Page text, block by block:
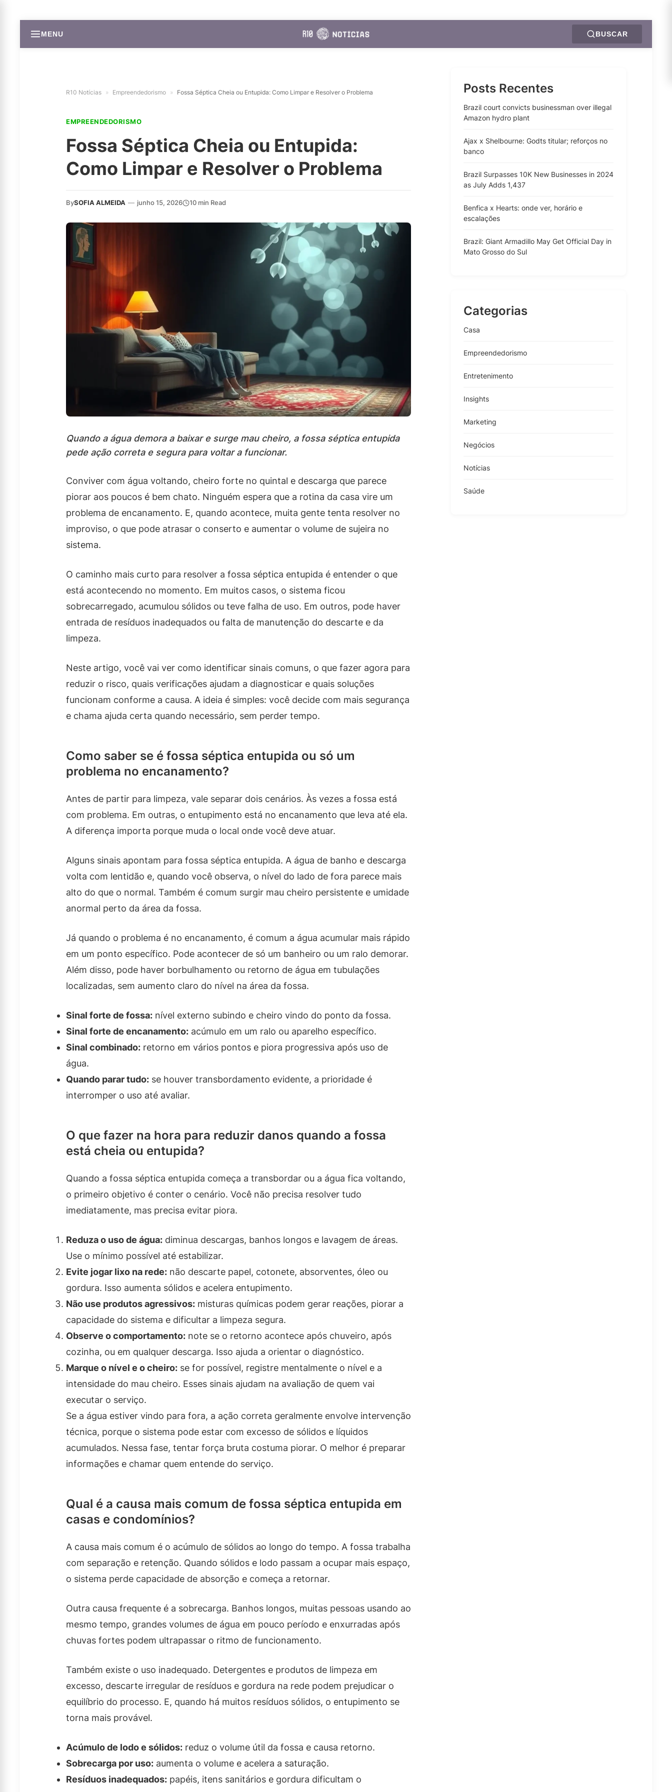
MENU BUSCAR
R10 Notícias » Empreendedorismo » Fossa Séptica Cheia ou Entupida: Como Limpar e Resolver o Problema
EMPREENDEDORISMO
Fossa Séptica Cheia ou Entupida:
Como Limpar e Resolver o Problema
BySOFIA ALMEIDA — junho 15, 2026 10 min Read
Quando a água demora a baixar e surge mau cheiro, a fossa séptica entupida
pede ação correta e segura para voltar a funcionar.
Conviver com água voltando, cheiro forte no quintal e descarga que parece
piorar aos poucos é bem chato. Ninguém espera que a rotina da casa vire um
problema de encanamento. E, quando acontece, muita gente tenta resolver no
improviso, o que pode atrasar o conserto e aumentar o volume de sujeira no
sistema.
O caminho mais curto para resolver a fossa séptica entupida é entender o que
está acontecendo no momento. Em muitos casos, o sistema ficou
sobrecarregado, acumulou sólidos ou teve falha de uso. Em outros, pode haver
entrada de resíduos inadequados ou falta de manutenção do descarte e da
limpeza.
Neste artigo, você vai ver como identificar sinais comuns, o que fazer agora para
reduzir o risco, quais verificações ajudam a diagnosticar e quais soluções
funcionam conforme a causa. A ideia é simples: você decide com mais segurança
e chama ajuda certa quando necessário, sem perder tempo.
Como saber se é fossa séptica entupida ou só um
problema no encanamento?
Antes de partir para limpeza, vale separar dois cenários. Às vezes a fossa está
com problema. Em outras, o entupimento está no encanamento que leva até ela.
A diferença importa porque muda o local onde você deve atuar.
Alguns sinais apontam para fossa séptica entupida. A água de banho e descarga
volta com lentidão e, quando você observa, o nível do lado de fora parece mais
alto do que o normal. Também é comum surgir mau cheiro persistente e umidade
anormal perto da área da fossa.
Já quando o problema é no encanamento, é comum a água acumular mais rápido
em um ponto específico. Pode acontecer de só um banheiro ou um ralo demorar.
Além disso, pode haver borbulhamento ou retorno de água em tubulações
localizadas, sem aumento claro do nível na área da fossa.
Sinal forte de fossa: nível externo subindo e cheiro vindo do ponto da fossa.
Sinal forte de encanamento: acúmulo em um ralo ou aparelho específico.
Sinal combinado: retorno em vários pontos e piora progressiva após uso de
água.
Quando parar tudo: se houver transbordamento evidente, a prioridade é
interromper o uso até avaliar.
O que fazer na hora para reduzir danos quando a fossa
está cheia ou entupida?
Quando a fossa séptica entupida começa a transbordar ou a água fica voltando,
o primeiro objetivo é conter o cenário. Você não precisa resolver tudo
imediatamente, mas precisa evitar piora.
Reduza o uso de água: diminua descargas, banhos longos e lavagem de áreas.
Use o mínimo possível até estabilizar.
Evite jogar lixo na rede: não descarte papel, cotonete, absorventes, óleo ou
gordura. Isso aumenta sólidos e acelera entupimento.
Não use produtos agressivos: misturas químicas podem gerar reações, piorar a
capacidade do sistema e dificultar a limpeza segura.
Observe o comportamento: note se o retorno acontece após chuveiro, após
cozinha, ou em qualquer descarga. Isso ajuda a orientar o diagnóstico.
Marque o nível e o cheiro: se for possível, registre mentalmente o nível e a
intensidade do mau cheiro. Esses sinais ajudam na avaliação de quem vai
executar o serviço.
Se a água estiver vindo para fora, a ação correta geralmente envolve intervenção
técnica, porque o sistema pode estar com excesso de sólidos e líquidos
acumulados. Nessa fase, tentar força bruta costuma piorar. O melhor é preparar
informações e chamar quem entende do serviço.
Qual é a causa mais comum de fossa séptica entupida em
casas e condomínios?
A causa mais comum é o acúmulo de sólidos ao longo do tempo. A fossa trabalha
com separação e retenção. Quando sólidos e lodo passam a ocupar mais espaço,
o sistema perde capacidade de absorção e começa a retornar.
Outra causa frequente é a sobrecarga. Banhos longos, muitas pessoas usando ao
mesmo tempo, grandes volumes de água em pouco período e enxurradas após
chuvas fortes podem ultrapassar o ritmo de funcionamento.
Também existe o uso inadequado. Detergentes e produtos de limpeza em
excesso, descarte irregular de resíduos e gordura na rede podem prejudicar o
equilíbrio do processo. E, quando há muitos resíduos sólidos, o entupimento se
torna mais provável.
Acúmulo de lodo e sólidos: reduz o volume útil da fossa e causa retorno.
Sobrecarga por uso: aumenta o volume e acelera a saturação.
Resíduos inadequados: papéis, itens sanitários e gordura dificultam o
Posts Recentes
Brazil court convicts businessman over illegal
Amazon hydro plant
Ajax x Shelbourne: Godts titular; reforços no
banco
Brazil Surpasses 10K New Businesses in 2024
as July Adds 1,437
Benfica x Hearts: onde ver, horário e
escalações
Brazil: Giant Armadillo May Get Official Day in
Mato Grosso do Sul
Categorias
Casa
Empreendedorismo
Entretenimento
Insights
Marketing
Negócios
Notícias
Saúde